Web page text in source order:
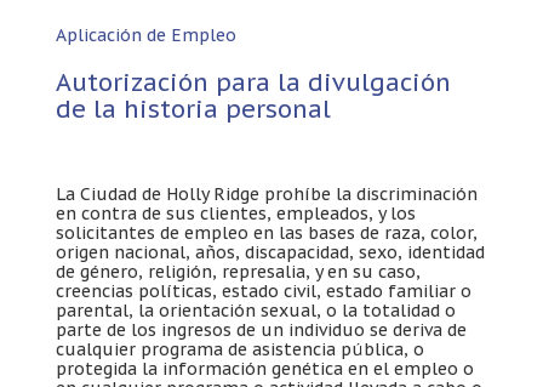
Aplicación de Empleo
Autorización para la divulgación
de la historia personal
La Ciudad de Holly Ridge prohíbe la discriminación
en contra de sus clientes, empleados, y los
solicitantes de empleo en las bases de raza, color,
origen nacional, años, discapacidad, sexo, identidad
de género, religión, represalia, y en su caso,
creencias políticas, estado civil, estado familiar o
parental, la orientación sexual, o la totalidad o
parte de los ingresos de un individuo se deriva de
cualquier programa de asistencia pública, o
protegida la información genética en el empleo o